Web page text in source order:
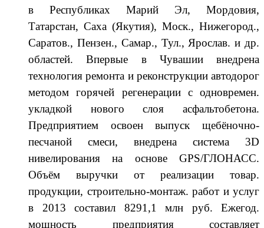
в Республиках Марий Эл, Мордовия,
Татарстан, Саха (Якутия), Моск., Нижегород.,
Саратов., Пензен., Самар., Тул., Ярослав. и др.
областей. Впервые в Чувашии внедрена
технология ремонта и реконструкции автодорог
методом горячей регенерации с одновремен.
укладкой нового слоя асфальтобетона.
Предприятием освоен выпуск щебёночно-
песчаной смеси, внедрена система 3D
нивелирования на основе GPS/ГЛОНАСС.
Объём выручки от реализации товар.
продукции, строительно-монтаж. работ и услуг
в 2013 составил 8291,1 млн руб.
Ежегод.
мощность предприятия составляет